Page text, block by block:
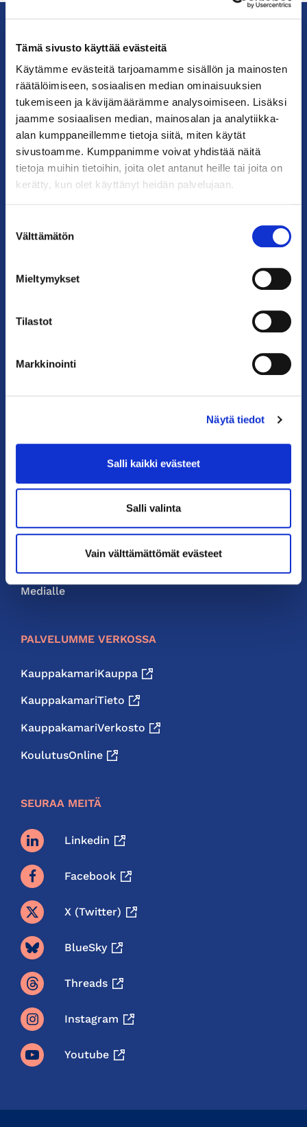
Tämä sivusto käyttää evästeitä
Käytämme evästeitä tarjoamamme sisällön ja mainosten
räätälöimiseen, sosiaalisen median ominaisuuksien
tukemiseen ja kävijämäärämme analysoimiseen. Lisäksi
jaamme sosiaalisen median, mainosalan ja analytiikka-
alan kumppaneillemme tietoja siitä, miten käytät
sivustoamme. Kumppanimme voivat yhdistää näitä
tietoja muihin tietoihin, joita olet antanut heille tai joita on
kerätty, kun olet käyttänyt heidän palvelujaan.
valinta
Välttämätön
Mieltymykset
Tilastot
Markkinointi
Näytä tiedot
Salli kaikki evästeet
Salli valinta
Vain välttämättömät evästeet
KauppakamariHelsingin
seudun
kauppakamari
YHTEYSTIEDOT
Helsingin toimisto
Käyntiosoite: Kalevankatu 12, 00100 Helsinki
kauppakamari@helsinki.chamber.fi
Katso kaikki yhteystiedot >
PIKALINKIT
Yhteystiedot
Neuvonta ja palvelut
Medialle
PALVELUMME VERKOSSA
KauppakamariKauppa
KauppakamariTieto
KauppakamariVerkosto
KoulutusOnline
SEURAA MEITÄ
Linkedin
Facebook
X (twitter)
BlueSky
Threads
Instagram
Youtube